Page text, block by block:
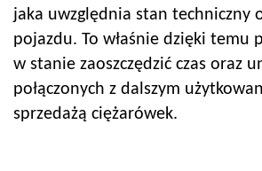
jaka uwzględnia stan techniczny
pojazdu. To właśnie dzięki temu
w stanie zaoszczędzić czas oraz
połączonych z dalszym
sprzedażą ciężarówek.